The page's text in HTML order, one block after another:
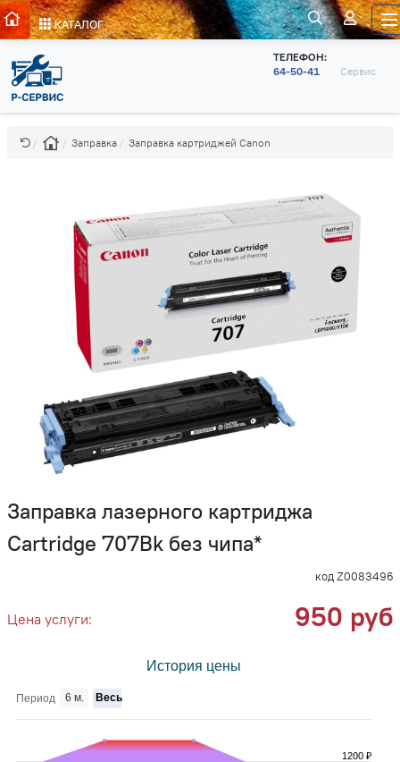
КАТАЛОГ
ТЕЛЕФОН:
64-50-41
Сервис
Заправка Заправка картриджей Canon
Заправка лазерного картриджа
Cartridge 707Bk без чипа*
код Z0083496
Цена услуги: 950 руб
История цены
1200 ₽
Период 6 м. Весь